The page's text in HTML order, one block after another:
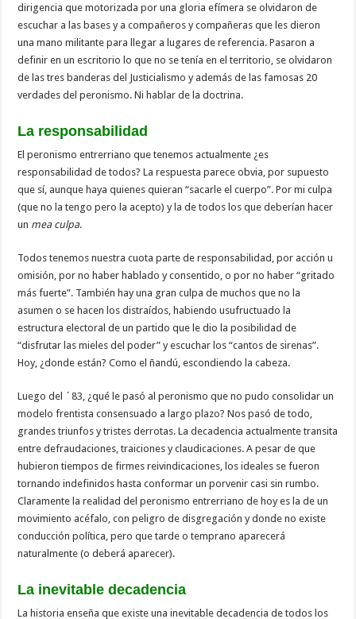
dirigencia que motorizada por una gloria efímera se olvidaron de
escuchar a las bases y a compañeros y compañeras que les dieron
una mano militante para llegar a lugares de referencia. Pasaron a
definir en un escritorio lo que no se tenía en el territorio, se olvidaron
de las tres banderas del Justicialismo y además de las famosas 20
verdades del peronismo. Ni hablar de la doctrina.
La responsabilidad
El peronismo entrerriano que tenemos actualmente ¿es
responsabilidad de todos? La respuesta parece obvia, por supuesto
que sí, aunque haya quienes quieran “sacarle el cuerpo”. Por mi culpa
(que no la tengo pero la acepto) y la de todos los que deberían hacer
un mea culpa.
Todos tenemos nuestra cuota parte de responsabilidad, por acción u
omisión, por no haber hablado y consentido, o por no haber “gritado
más fuerte”. También hay una gran culpa de muchos que no la
asumen o se hacen los distraídos, habiendo usufructuado la
estructura electoral de un partido que le dio la posibilidad de
“disfrutar las mieles del poder” y escuchar los “cantos de sirenas”.
Hoy, ¿donde están? Como el ñandú, escondiendo la cabeza.
Luego del ´83, ¿qué le pasó al peronismo que no pudo consolidar un
modelo frentista consensuado a largo plazo? Nos pasó de todo,
grandes triunfos y tristes derrotas. La decadencia actualmente transita
entre defraudaciones, traiciones y claudicaciones. A pesar de que
hubieron tiempos de firmes reivindicaciones, los ideales se fueron
tornando indefinidos hasta conformar un porvenir casi sin rumbo.
Claramente la realidad del peronismo entrerriano de hoy es la de un
movimiento acéfalo, con peligro de disgregación y donde no existe
conducción política, pero que tarde o temprano aparecerá
naturalmente (o deberá aparecer).
La inevitable decadencia
La historia enseña que existe una inevitable decadencia de todos los